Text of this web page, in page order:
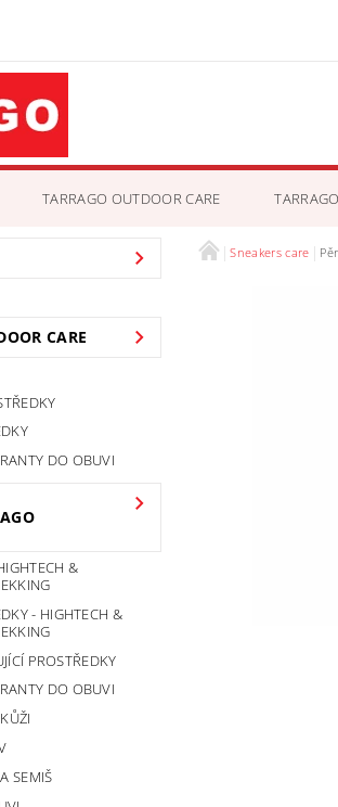
TARRAGO OUTDOOR CARE TARRAGO
PODMÍNKY OCHRANY OSOBNÍCH
CARE
DO OBUVI
&
- HIGHTECH &
PROSTŘEDKY
DO OBUVI
SEMIŠ
Sneakers care